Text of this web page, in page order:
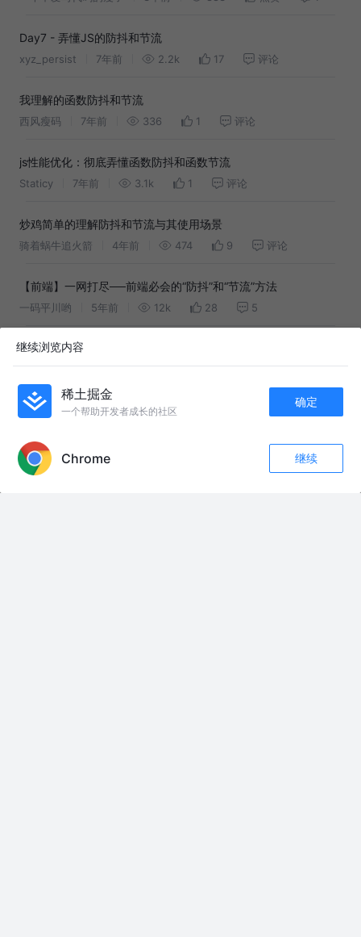
2k+
Day7 - 弄懂JS的防抖和节流
xyz_persist 7年前 2.2k 17 评论
我理解的函数防抖和节流
西风瘦码 7年前 336 1 评论
js性能优化：彻底弄懂函数防抖和函数节流
Staticy 7年前 3.1k 1 评论
炒鸡简单的理解防抖和节流与其使用场景
骑着蜗牛追火箭 4年前 474 9 评论
【前端】一网打尽──前端必会的“防抖”和“节流”方法
一码平川哟 5年前 12k 28 5
JS编码系列-防抖和节流
九思AI 4年前 656 1 评论
防抖节流函数实现以及使用场景
逐步理解js防抖 => 深入防抖与节流
继续浏览内容
稀土掘金
一个帮助开发者成长的社区
确定
Chrome 继续